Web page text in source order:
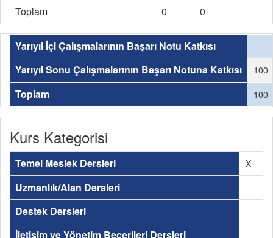
Toplam 0 0
Yarıyıl İçi Çalışmalarının Başarı Notu Katkısı
Yarıyıl Sonu Çalışmalarının Başarı Notuna Katkısı
100
Toplam 100
Kurs Kategorisi
Temel Meslek Dersleri X
Uzmanlık/Alan Dersleri
Destek Dersleri
İletişim ve Yönetim Becerileri Dersleri